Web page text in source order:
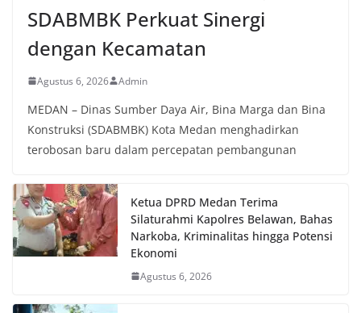
SDABMBK Perkuat Sinergi
dengan Kecamatan
Agustus 6, 2026 Admin
MEDAN – Dinas Sumber Daya Air, Bina Marga dan Bina
Konstruksi (SDABMBK) Kota Medan menghadirkan
terobosan baru dalam percepatan pembangunan
Ketua DPRD Medan Terima
Silaturahmi Kapolres Belawan, Bahas
Narkoba, Kriminalitas hingga Potensi
Ekonomi
Agustus 6, 2026